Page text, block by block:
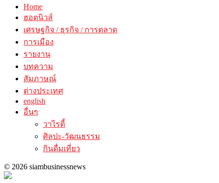
Home
ฮอตนิวส์
เศรษฐกิจ / ธุรกิจ / การตลาด
การเมือง
รายงาน
บทความ
สัมภาษณ์
ต่างประเทศ
english
อื่นๆ
วาไรตี้
ศิลปะ-วัฒนธรรม
กินดื่มเที่ยว
© 2026 siambusinessnews